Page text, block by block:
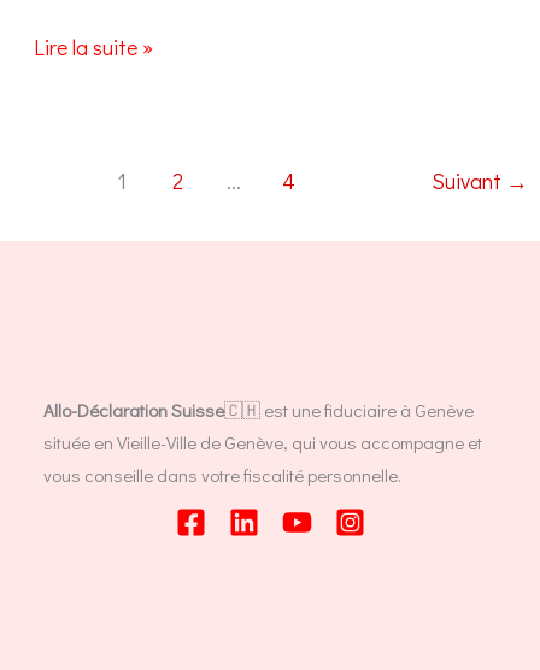
Bail
Lire la suite »
1 2 … 4 Suivant →
Allo-Déclaration Suisse🇨🇭 est une fiduciaire à Genève
située en Vieille-Ville de Genève, qui vous accompagne et
vous conseille dans votre fiscalité personnelle.